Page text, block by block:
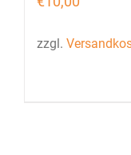
zzgl.